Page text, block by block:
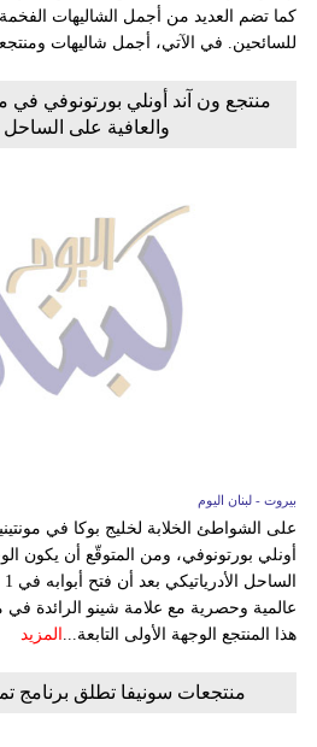
كما تضم العديد من أجمل الشاليهات
للسائحين. في الآتي، أجمل شاليهات
منتجع ون آند أونلي بورتونوفي في
والعافية على الساحل
بيروت - لبنان اليوم
على الشواطئ الخلابة لخليج بوكا في
أونلي بورتونوفي، ومن المتوقّع أن يكون
عالمية وحصرية مع علامة شينو الرائدة
هذا المنتجع الوجهة الأولى التابعة...
المزيد
منتجعات سونيفا تطلق برنامج